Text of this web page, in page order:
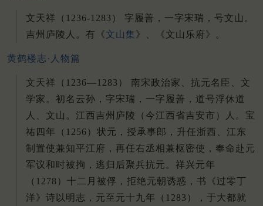
文天祥（1236-1283） 字履善，一字宋瑞，号文山。
吉州庐陵人。有《文山集》、《文山乐府》。
黄鹤楼志·人物篇
文天祥（1236—1283） 南宋政治家、抗元名臣、文
学家。初名云孙，字宋瑞，一字履善，道号浮休道
人、文山。江西吉州庐陵（今江西省吉安市）人。宝
祐四年（1256）状元，授承事郎，升任浙西、江东
制置使兼知平江府，再任右丞相兼枢密使，奉命赴元
军议和时被拘，逃归后聚兵抗元。祥兴元年
（1278）十二月被俘，拒绝元朝诱惑，书《过零丁
洋》诗以明志，元至元十九年（1283），于大都就